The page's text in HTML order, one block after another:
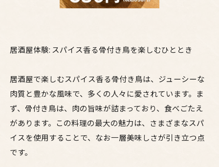
居酒屋体験: スパイス香る骨付き鳥を楽しむひととき
居酒屋で楽しむスパイス香る骨付き鳥は、ジューシーな
肉質と豊かな風味で、多くの人々に愛されています。ま
ず、骨付き鳥は、肉の旨味が詰まっており、食べごたえ
があります。この料理の最大の魅力は、さまざまなスパ
イスを使用することで、なお一層美味しさが引き立つ点
です。